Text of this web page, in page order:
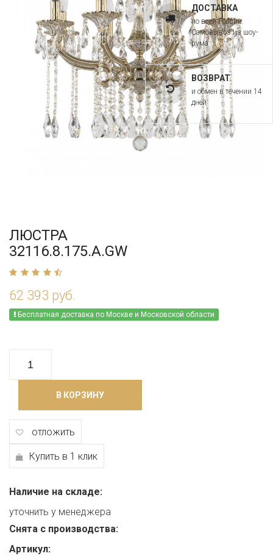
ЛЮСТРА
32116.8.175.A.GW
62 393 руб.
Бесплатная доставка по Москве и Московской области
В КОРЗИНУ
отложить
Купить в 1 клик
Наличие на складе:
уточнить у менеджера
Снята с производства:
Артикул:
ДОСТАВКА
по всей России.
Самовывоз из шоу-
рума
ВОЗВРАТ
и обмен в течении 14
дней